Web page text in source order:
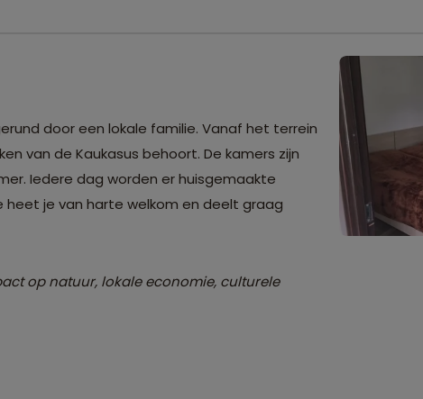
door een lokale familie. Vanaf het terrein
van de Kaukasus behoort. De kamers zijn
Iedere dag worden er huisgemaakte
je van harte welkom en deelt graag
op natuur, lokale economie, culturele